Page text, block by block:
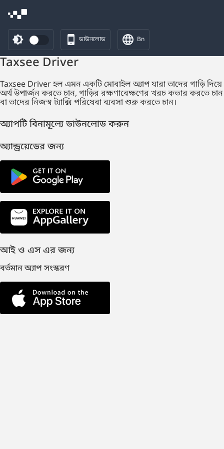
ডাউনলোড Bn
Taxsee Driver
Taxsee Driver হল এমন একটি মোবাইল অ্যাপ যারা তাদের গাড়ি দিয়ে
অর্থ উপার্জন করতে চান, গাড়ির রক্ষণাবেক্ষণের খরচ কভার করতে চান
বা তাদের নিজস্ব ট্যাক্সি পরিষেবা ব্যবসা শুরু করতে চান।
অ্যাপটি বিনামূল্যে ডাউনলোড করুন
অ্যান্ড্রয়েডের জন্য
আই ও এস এর জন্য
বর্তমান অ্যাপ সংস্করণ